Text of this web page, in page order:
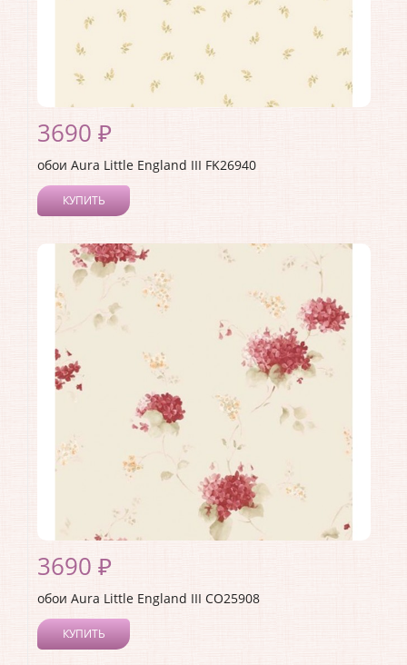
3690 ₽
обои Aura Little England III FK26940
КУПИТЬ
3690 ₽
обои Aura Little England III CO25908
КУПИТЬ